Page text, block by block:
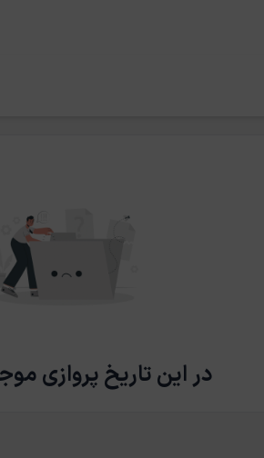
در این تاریخ پروازی